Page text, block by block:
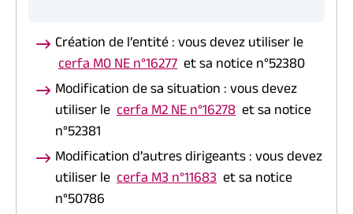
Création de l’entité : vous devez utiliser le
cerfa M0 NE n°16277 et sa notice n°52380
Modification de sa situation : vous devez
utiliser le cerfa M2 NE n°16278 et sa notice
n°52381
Modification d’autres dirigeants : vous devez
utiliser le cerfa M3 n°11683 et sa notice
n°50786